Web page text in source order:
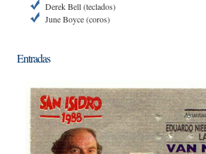
Derek Bell (teclados)
June Boyce (coros)
Entradas